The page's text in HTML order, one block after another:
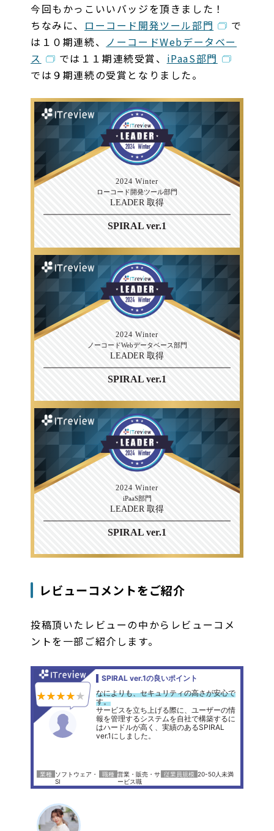
今回もかっこいいバッジを頂きました！
ちなみに、 ローコード開発ツール部門
で
は１０期連続、
ノーコードWebデータベー
ス
では１１期連続受賞、 iPaaS部門
では９期連続の受賞となりました。
レビューコメントをご紹介
投稿頂いたレビューの中からレビューコメ
ントを一部ご紹介します。